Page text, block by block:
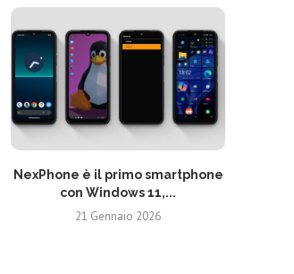
NexPhone è il primo smartphone
con Windows 11,...
21 Gennaio 2026